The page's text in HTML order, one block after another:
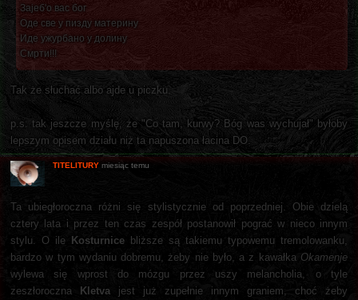
Зајеб'о вас бог
Оде све у пизду материну
Иде ужурбано у долину
Смрти!!!
Tak że słuchać albo ajde u piczku.
p.s. tak jeszcze myślę, że "Co tam, kurwy? Bóg was wychujał" byłoby
lepszym opisem działu niż ta napuszona łacina DO.
TITELITURY miesiąc temu
Ta ubiegłoroczna różni się stylistycznie od poprzedniej. Obie dzielą
cztery lata i przez ten czas zespół postanowił pograć w nieco innym
stylu. O ile
Kosturnice bliższe są takiemu typowemu tremolowanku,
bardzo w tym wydaniu dobremu, żeby nie było, a z kawałka Okamenje
wylewa się wprost do mózgu przez uszy melancholia, o tyle
zeszłoroczna
Kletva jest już zupełnie innym graniem, choć żeby